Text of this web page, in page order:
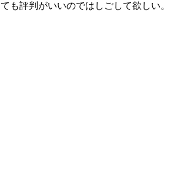
も評判がいいのではしごして欲しい。